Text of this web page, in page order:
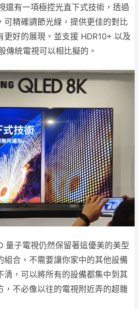
還有一項極控光直下式技術，透過
可精確調節光線，提供更佳的對比
更好的展現。並支援 HDR10+ 以及
傳統電視可以相比擬的。
量子電視仍然保留著這優美的美型
組合，不需要讓你家中的其他設備
清，可以將所有的設備都集中到其
，不必像以往的電視附近弄的超雜